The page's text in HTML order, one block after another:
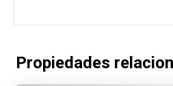
Propiedades